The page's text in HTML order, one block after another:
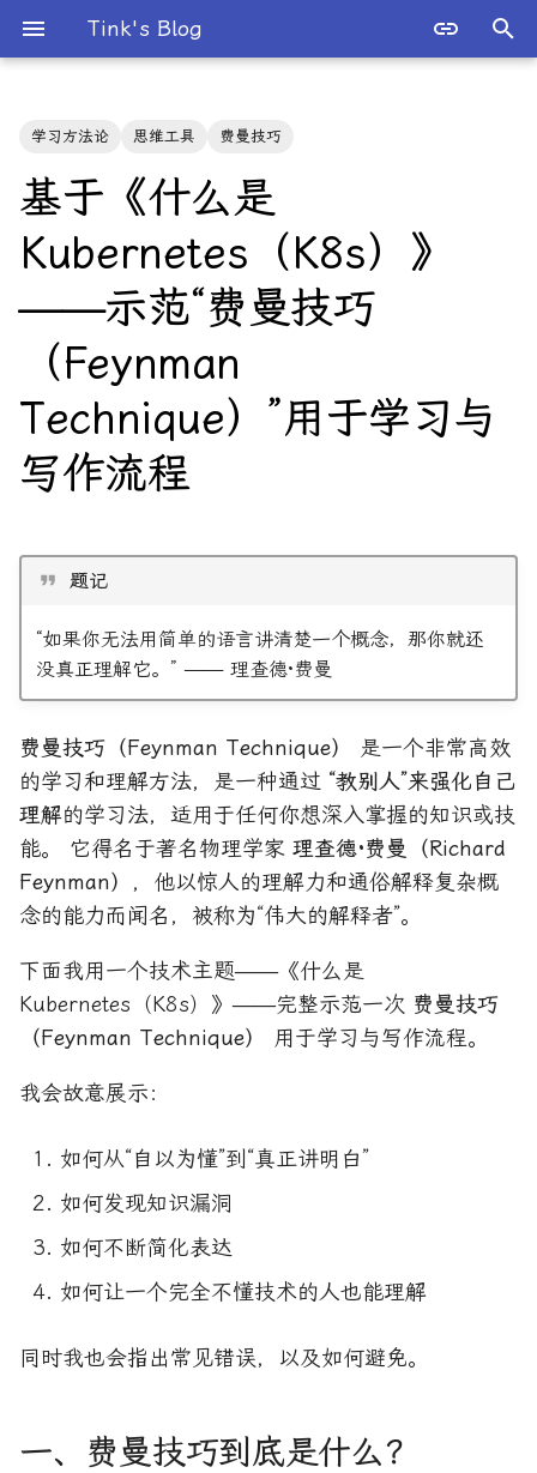
Tink's Blog
开
始
2025 年
2023 年
2022 年
2021 年
2019 年
2018 年
2016 年
工程实践与运维
数学
数据存储与中间件
数据科学
深度学习
源码分析
经济
编码与协议
翻译
认知科学
软件架构与设计
学习方法论 思维工具 费曼技巧
基于《什么是
Kubernetes（K8s）》
——示范“费曼技巧
（Feynman
Technique）”用于学习与
写作流程
题记
“如果你无法用简单的语言讲清楚一个概念，那你就还
没真正理解它。” —— 理查德·费曼
费曼技巧（Feynman Technique）
是一个非常高效
的学习和理解方法，是一种通过 “教别人”来强化自己
理解的学习法，适用于任何你想深入掌握的知识或技
能。 它得名于著名物理学家 理查德·费曼（Richard
Feynman） ，他以惊人的理解力和通俗解释复杂概
念的能力而闻名，被称为“伟大的解释者”。
下面我用一个技术主题——《什么是
Kubernetes（K8s）》——完整示范一次 费曼技巧
（Feynman Technique）
用于学习与写作流程。
我会故意展示：
如何从“自以为懂”到“真正讲明白”
如何发现知识漏洞
如何不断简化表达
如何让一个完全不懂技术的人也能理解
同时我也会指出常见错误，以及如何避免。
一、费曼技巧到底是什么？